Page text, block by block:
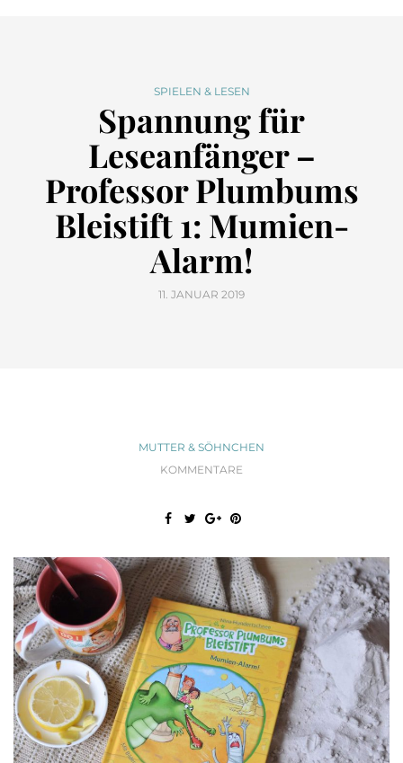
SPIELEN & LESEN
Spannung für
Leseanfänger –
Professor Plumbums
Bleistift 1: Mumien-
Alarm!
11. JANUAR 2019
MUTTER & SÖHNCHEN
KOMMENTARE